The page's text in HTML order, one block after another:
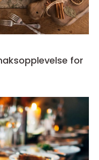
for